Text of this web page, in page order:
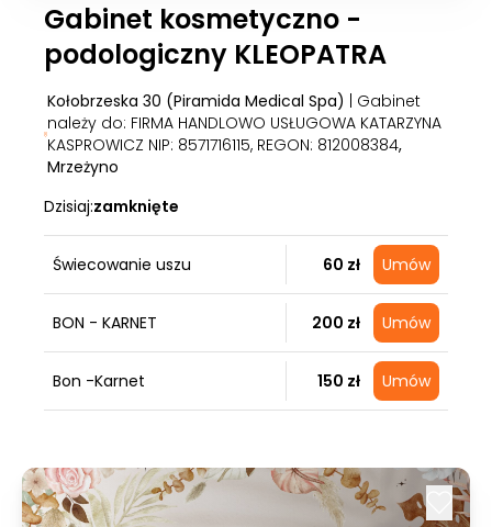
Gabinet kosmetyczno -
podologiczny KLEOPATRA
Kołobrzeska 30 (Piramida Medical Spa)
| Gabinet
należy do: FIRMA HANDLOWO USŁUGOWA KATARZYNA
KASPROWICZ NIP: 8571716115, REGON: 812008384,
Mrzeżyno
Dzisiaj:zamknięte
Świecowanie uszu 60 zł Umów
BON - KARNET 200 zł Umów
Bon -Karnet 150 zł Umów